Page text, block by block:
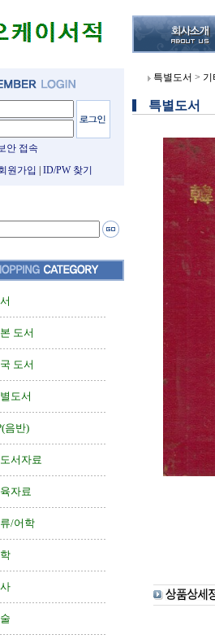
안 접속
원가입
ID/PW 찾기
도서
도서
도서
음반)
서자료
자료
/어학
특별도서 > 기
특별도서